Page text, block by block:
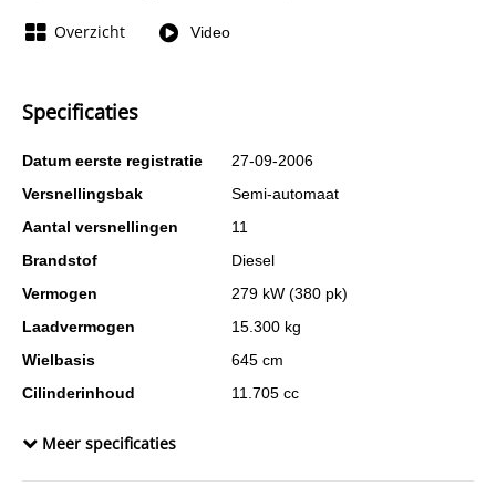
Overzicht Video
Specificaties
Datum eerste registratie
27-09-2006
Versnellingsbak
Semi-automaat
Aantal versnellingen
11
Brandstof
Diesel
Vermogen
279 kW (380 pk)
Laadvermogen
15.300 kg
Wielbasis
645 cm
Cilinderinhoud
11.705 cc
Meer specificaties